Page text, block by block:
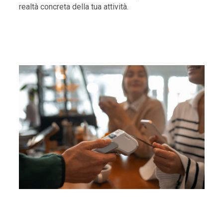
realtà concreta della tua attività.